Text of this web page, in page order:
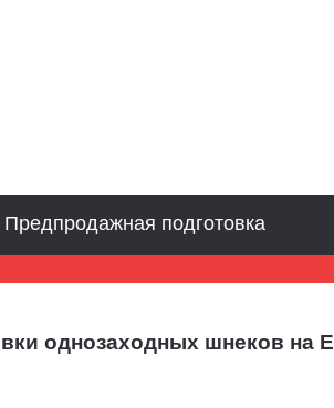
однозаходных шнеков на
Предпродажная подготовка